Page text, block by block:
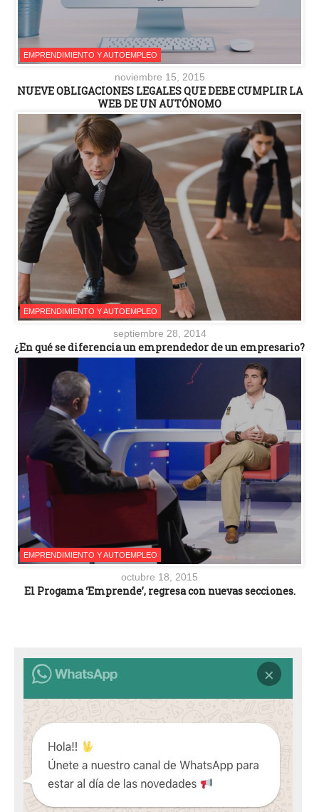
EMPRENDIMIENTO Y AUTOEMPLEO
noviembre 15, 2015
NUEVE OBLIGACIONES LEGALES QUE DEBE CUMPLIR LA
WEB DE UN AUTÓNOMO
EMPRENDIMIENTO Y AUTOEMPLEO
septiembre 28, 2014
¿En qué se diferencia un emprendedor de un empresario?
EMPRENDIMIENTO Y AUTOEMPLEO
octubre 18, 2015
El Progama ‘Emprende’, regresa con nuevas secciones.